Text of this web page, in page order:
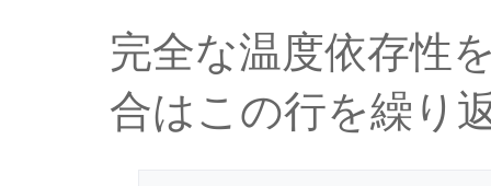
完全な温度依存性
合はこの行を繰り